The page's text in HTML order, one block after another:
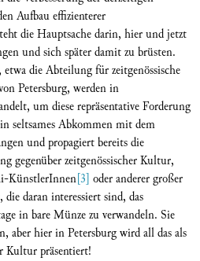
Aufbau effizienterer
die Hauptsache darin, hier und jetzt
und sich später damit zu brüsten.
die Abteilung für zeitgenössische
Petersburg, werden in
um diese repräsentative Forderung
seltsames Abkommen mit dem
und propagiert bereits die
gegenüber zeitgenössischer Kultur,
KünstlerInnen[3] oder anderer großer
daran interessiert sind, das
in bare Münze zu verwandeln. Sie
aber hier in Petersburg wird all das als
Kultur präsentiert!